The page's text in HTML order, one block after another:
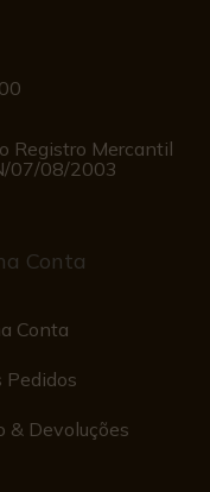
Registro Mercantil
07/08/2003
Conta
Conta
Pedidos
& Devoluções